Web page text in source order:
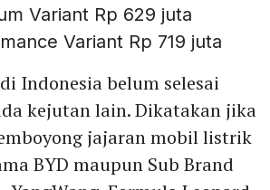
Variant Rp 629 juta
Variant Rp 719 juta
Indonesia belum selesai
kejutan lain. Dikatakan jika
jajaran mobil listrik
BYD maupun Sub Brand